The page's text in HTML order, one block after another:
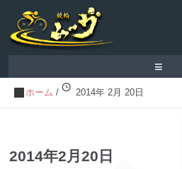
≡
ホーム / 2014年 2月 20日
2014年2月20日